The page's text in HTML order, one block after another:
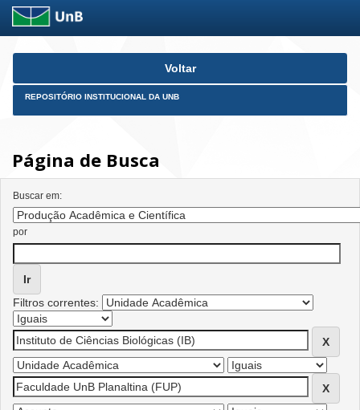
Skip
Voltar
REPOSITÓRIO INSTITUCIONAL DA UNB
Página de Busca
Buscar em:
por
Filtros correntes: